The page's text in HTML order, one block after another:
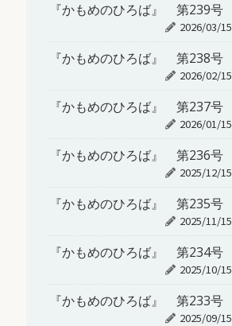
『かもめのひろば』 第239号
2026/03/15
『かもめのひろば』 第238号
2026/02/15
『かもめのひろば』 第237号
2026/01/15
『かもめのひろば』 第236号
2025/12/15
『かもめのひろば』 第235号
2025/11/15
『かもめのひろば』 第234号
2025/10/15
『かもめのひろば』 第233号
2025/09/15